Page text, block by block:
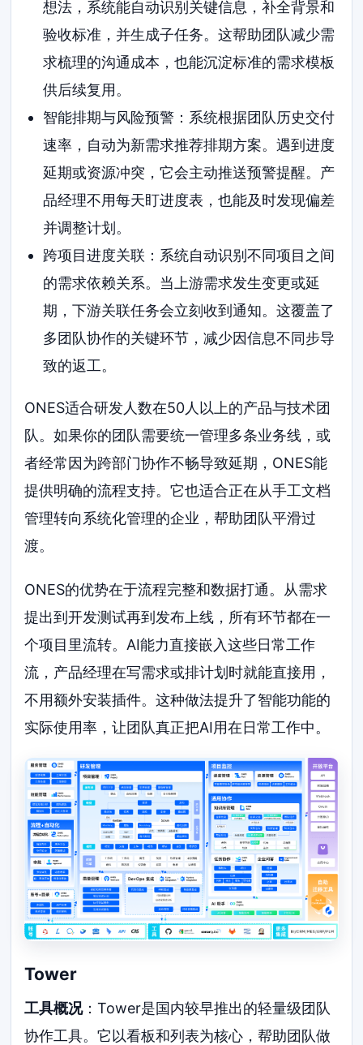
想法，系统能自动识别关键信息，补全背景和
验收标准，并生成子任务。这帮助团队减少需
求梳理的沟通成本，也能沉淀标准的需求模板
供后续复用。
智能排期与风险预警：系统根据团队历史交付
速率，自动为新需求推荐排期方案。遇到进度
延期或资源冲突，它会主动推送预警提醒。产
品经理不用每天盯进度表，也能及时发现偏差
并调整计划。
跨项目进度关联：系统自动识别不同项目之间
的需求依赖关系。当上游需求发生变更或延
期，下游关联任务会立刻收到通知。这覆盖了
多团队协作的关键环节，减少因信息不同步导
致的返工。
ONES适合研发人数在50人以上的产品与技术团
队。如果你的团队需要统一管理多条业务线，或
者经常因为跨部门协作不畅导致延期，ONES能
提供明确的流程支持。它也适合正在从手工文档
管理转向系统化管理的企业，帮助团队平滑过
渡。
ONES的优势在于流程完整和数据打通。从需求
提出到开发测试再到发布上线，所有环节都在一
个项目里流转。AI能力直接嵌入这些日常工作
流，产品经理在写需求或排计划时就能直接用，
不用额外安装插件。这种做法提升了智能功能的
实际使用率，让团队真正把AI用在日常工作中。
Tower
工具概况：Tower是国内较早推出的轻量级团队
协作工具。它以看板和列表为核心，帮助团队做